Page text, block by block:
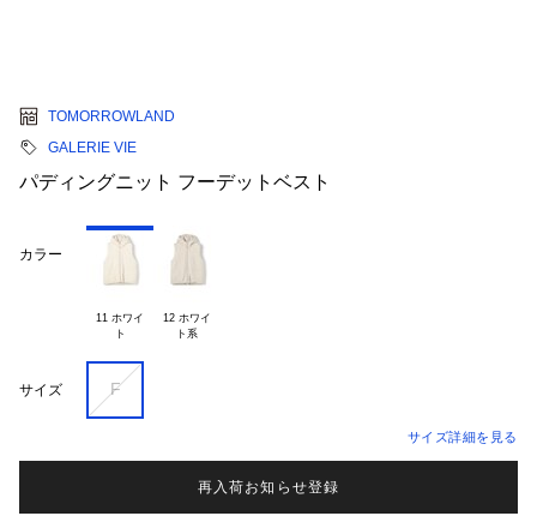
TOMORROWLAND
GALERIE VIE
パディングニット フーデットベスト
カラー
11 ホワイ
12 ホワイ
サイズ F
サイズ詳細を見る
再入荷お知らせ登録